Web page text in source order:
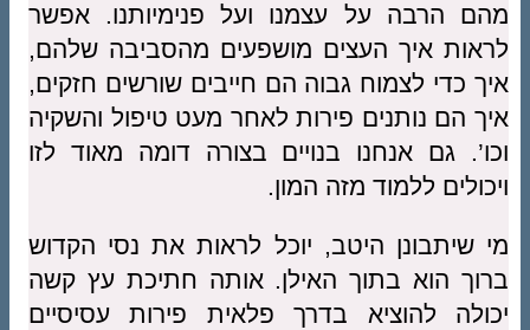
מהם הרבה על עצמנו ועל פנימיותנו. אפשר
לראות איך העצים מושפעים מהסביבה שלהם,
איך כדי לצמוח גבוה הם חייבים שורשים חזקים,
איך הם נותנים פירות לאחר מעט טיפול והשקיה
וכו’. גם אנחנו בנויים בצורה דומה מאוד לזו
ויכולים ללמוד מזה המון.
מי שיתבונן היטב, יוכל לראות את נסי הקדוש
ברוך הוא בתוך האילן. אותה חתיכת עץ קשה
יכולה להוציא בדרך פלאית פירות עסיסיים